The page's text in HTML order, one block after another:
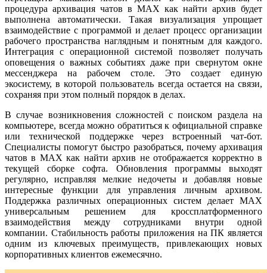
процедура архивация чатов в MAX как найти архив будет
выполнена автоматически. Такая визуализация упрощает
взаимодействие с программой и делает процесс организации
рабочего пространства наглядным и понятным для каждого.
Интеграция с операционной системой позволяет получать
оповещения о важных событиях даже при свернутом окне
мессенджера на рабочем столе. Это создает единую
экосистему, в которой пользователь всегда остается на связи,
сохраняя при этом полный порядок в делах.
В случае возникновения сложностей с поиском раздела на
компьютере, всегда можно обратиться к официальной справке
или технической поддержке через встроенный чат-бот.
Специалисты помогут быстро разобраться, почему архивация
чатов в MAX как найти архив не отображается корректно в
текущей сборке софта. Обновления программы выходят
регулярно, исправляя мелкие недочеты и добавляя новые
интересные функции для управления личным архивом.
Поддержка различных операционных систем делает MAX
универсальным решением для кроссплатформенного
взаимодействия между сотрудниками внутри одной
компании. Стабильность работы приложения на ПК является
одним из ключевых преимуществ, привлекающих новых
корпоративных клиентов ежемесячно.